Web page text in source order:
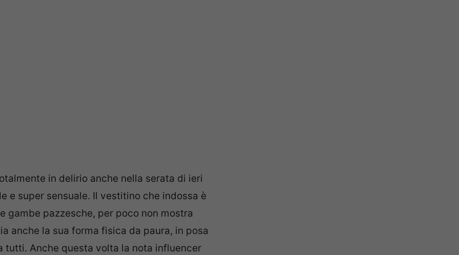
in delirio anche nella serata di ieri
e super sensuale. Il vestitino che indossa è
gambe pazzesche, per poco non mostra
anche la sua forma fisica da paura, in posa
Anche questa volta la nota influencer